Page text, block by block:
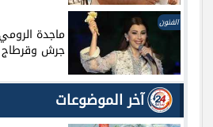
الفنون
ماجدة
جرش وقرطاج
آخر الموضوعات